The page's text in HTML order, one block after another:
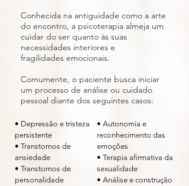
Conhecida na antiguidade como a arte
do encontro, a psicoterapia almeja um
cuidar do ser quanto às suas
necessidades interiores e
fragilidades emocionais.
Comumente, o paciente busca iniciar
um processo de análise ou cuidado
pessoal diante dos seguintes casos:
• Depressão e tristeza
persistente
• Transtornos de
ansiedade
• Transtornos de
personalidade
• Autonomia e
reconhecimento das
emoções
• Terapia afirmativa da
sexualidade
• Análise e construção